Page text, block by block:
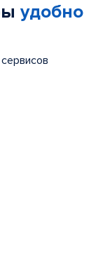
удобно